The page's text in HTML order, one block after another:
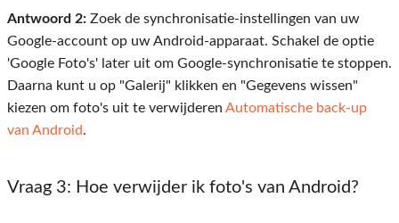
Antwoord 2: Zoek de synchronisatie-instellingen van uw
Google-account op uw Android-apparaat. Schakel de optie
'Google Foto's' later uit om Google-synchronisatie te stoppen.
Daarna kunt u op "Galerij" klikken en "Gegevens wissen"
kiezen om foto's uit te verwijderen Automatische back-up
van Android.
Vraag 3: Hoe verwijder ik foto's van Android?